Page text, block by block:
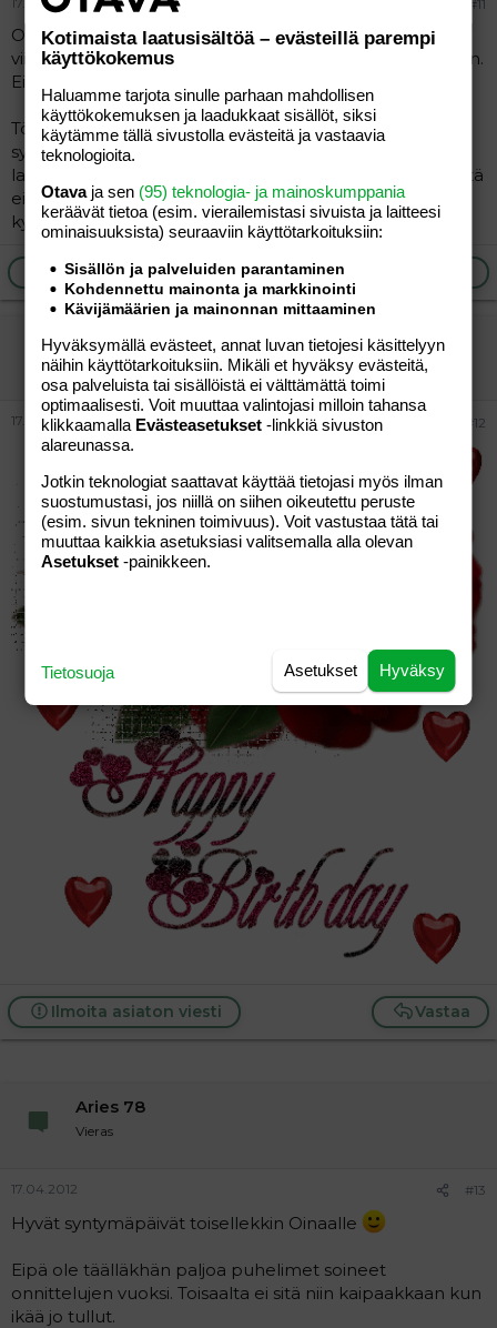
#11
Onnea syntymäpäivänäsi! Tiedätkö, minulla oli viime
viikolla synttärit. Ei viestejä, ei kortteja, ei lahjaa, ei mitään.
Ei keltään yhtään mitään.
Töissä join tauolla yksinäni kahvia ja mietin, että hyvää
syntymäpäivää minulle. Lähes itkin silloin, se tuntui niin
lapselllisen pahalta. Sitten pyöräilin kotiin ja ajattelin, että
ei se haittaa. Ei ole haitannut ennenkään. Ja kuitenkin
kyyneleet valuivat.
Ilmoita asiaton viesti
"vieras"
Vieras
17.04.2012 #12
Vastaa
Ilmoita asiaton viesti
Aries 78
Vieras
17.04.2012 #13
Hyvät syntymäpäivät toisellekkin Oinaalle
Eipä ole täälläkhän paljoa puhelimet soineet
onnittelujen vuoksi. Toisaalta ei sitä niin kaipaakkaan kun
ikää jo tullut.
Kotimaista laatusisältöä – evästeillä parempi
käyttökokemus
Haluamme tarjota sinulle parhaan mahdollisen
käyttökokemuksen ja laadukkaat sisällöt, siksi
käytämme tällä sivustolla evästeitä ja vastaavia
teknologioita.
Otavaja sen (95) teknologia- ja mainoskumppania
keräävät tietoa (esim. vierailemis­tasi sivuista ja laitteesi
ominaisuuk­sista) seuraaviin käyttötarkoituksiin:
Sisällön ja palveluiden parantaminen
Kohdennettu mainonta ja markkinointi
Kävijämäärien ja mainonnan mittaaminen
Hyväksymällä evästeet, annat luvan tietojesi käsittelyyn
näihin käyttötarkoituksiin. Mikäli et hyväksy evästeitä,
osa palveluista tai sisällöistä ei välttämättä toimi
optimaalisesti. Voit muuttaa valintojasi milloin tahansa
klikkaamalla Evästeasetukset -linkkiä sivuston
alareunassa.
Jotkin teknologiat saattavat käyttää tietojasi myös ilman
suostumustasi, jos niillä on siihen oikeutettu peruste
(esim. sivun tekninen toimivuus). Voit vastustaa tätä tai
muuttaa kaikkia asetuksiasi valitsemalla alla olevan
Asetukset -painikkeen.
Hyväksy
Asetukset
Tietosuoja